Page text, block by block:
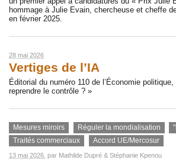
hommage à Julie Evain, chercheuse et cheffe
en février 2025.
28 mai 2026
Vertiges de l’IA
Éditorial du numéro 110 de l’Économie
reprendre le contrôle ? »
Mesures miroirs Réguler la mondialisation
Traités commerciaux
Accord UE/Mercosur
13 mai 2026, par Mathilde Dupré & Stéphanie Kpenou